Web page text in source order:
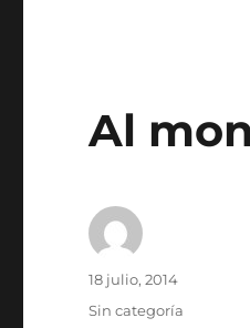
Al
Autor
Publicado
el
18 julio, 2014
Categorías
Sin categoría